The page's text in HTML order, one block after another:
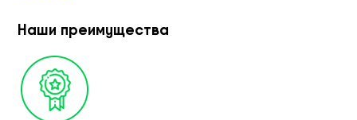
Наши преимущества